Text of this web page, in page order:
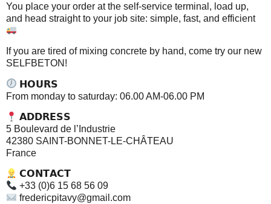
You place your order at the self-service terminal, load up,
and head straight to your job site: simple, fast, and efficient
If you are tired of mixing concrete by hand, come try our new
SELFBETON!
𝗛𝗢𝗨𝗥𝗦
From monday to saturday: 06.00 AM-06.00 PM
𝗔𝗗𝗗𝗥𝗘𝗦𝗦
5 Boulevard de l’Industrie
42380 SAINT-BONNET-LE-CHÂTEAU
France
𝗖𝗢𝗡𝗧𝗔𝗖𝗧
+33 (0)6 15 68 56 09
fredericpitavy@gmail.com